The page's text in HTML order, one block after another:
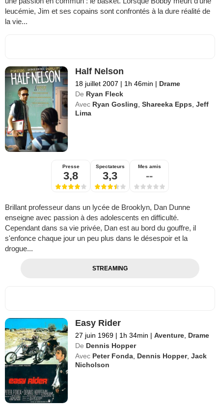
leucémie, Jim et ses copains sont confrontés à la dure réalité de
la vie...
Half Nelson
18 juillet 2007 | 1h 46min | Drame
De Ryan Fleck
Avec Ryan Gosling ,Shareeka Epps ,Jeff
Lima
Presse
3,8
Spectateurs
3,3
Mes amis
--
Brillant professeur dans un lycée de Brooklyn, Dan Dunne
enseigne avec passion à des adolescents en difficulté.
Cependant dans sa vie privée, Dan est au bord du gouffre, il
s'enfonce chaque jour un peu plus dans le désespoir et la
drogue...
STREAMING
Easy Rider
27 juin 1969 | 1h 34min | Aventure Drame
De Dennis Hopper
Avec Peter Fonda Dennis Hopper,Jack
Nicholson